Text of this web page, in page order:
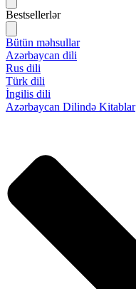
Bestsellerlər
Bütün məhsullar
Azərbaycan dili
Rus dili
Türk dili
İngilis dili
Azərbaycan Dilində Kitablar